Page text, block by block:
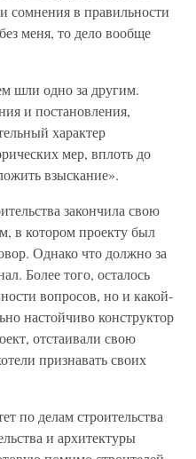
в правильности
меня, то дело вообще
шли одно за другим.
и постановления,
характер
мер, вплоть до
взыскание».
закончила свою
в котором проекту был
Однако что должно за
Более того, осталось
вопросов, но и какой-
настойчиво конструктор
отстаивали свою
признавать своих
по делам строительства
и архитектуры